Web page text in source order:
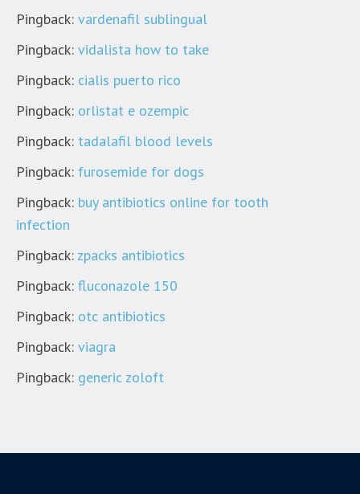
Pingback: vardenafil sublingual
Pingback: vidalista how to take
Pingback: cialis puerto rico
Pingback: orlistat e ozempic
Pingback: tadalafil blood levels
Pingback: furosemide for dogs
Pingback: buy antibiotics online for tooth
infection
Pingback: zpacks antibiotics
Pingback: fluconazole 150
Pingback: otc antibiotics
Pingback: viagra
Pingback: generic zoloft